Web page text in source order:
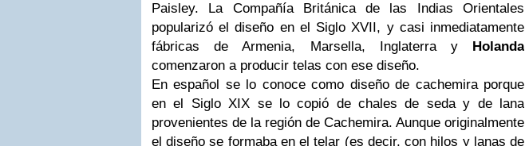
Paisley. La Compañía Británica de las Indias Orientales
popularizó el diseño en el Siglo XVII, y casi inmediatamente
fábricas de Armenia, Marsella, Inglaterra y Holanda
comenzaron a producir telas con ese diseño.
En español se lo conoce como diseño de cachemira porque
en el Siglo XIX se lo copió de chales de seda y de lana
provenientes de la región de Cachemira. Aunque originalmente
el diseño se formaba en el telar (es decir, con hilos y lanas de